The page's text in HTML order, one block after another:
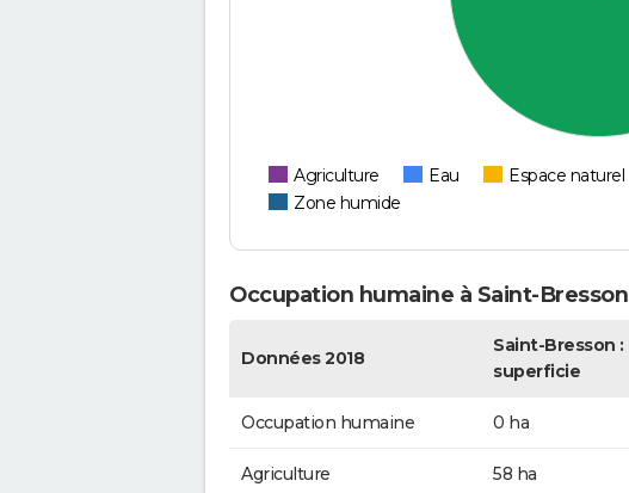
Agriculture Eau Espace naturel
Zone humide
Occupation humaine à Saint-Bresson
Données 2018
Saint-Bresson :
superficie
Occupation humaine 0 ha
Agriculture 58 ha